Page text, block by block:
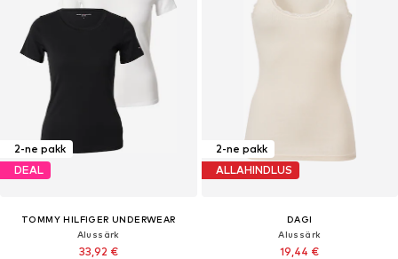
2-ne pakk
DEAL
TOMMY HILFIGER UNDERWEAR
Alussärk
33,92 €
2-ne pakk
ALLAHINDLUS
DAGI
Alussärk
19,44 €